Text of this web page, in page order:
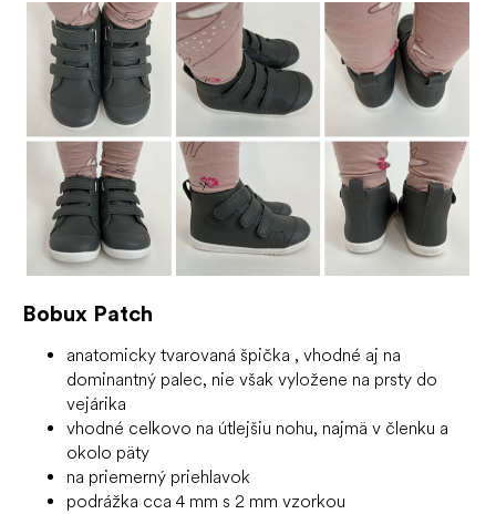
Bobux Patch
anatomicky tvarovaná špička , vhodné aj na
dominantný palec, nie však vyložene na prsty do
vejárika
vhodné celkovo na útlejšiu nohu, najmä v členku a
okolo päty
na priemerný priehlavok
podrážka cca 4 mm s 2 mm vzorkou